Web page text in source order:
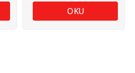
OKU